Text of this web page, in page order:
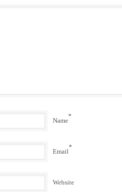
Name
*
Email
*
Website